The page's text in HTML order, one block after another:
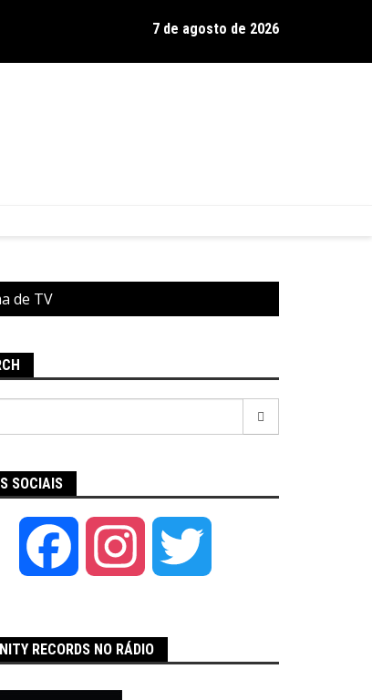
celebra 30 anos de estrada com show no Gravador
7 de agosto de 2026
de TV
SOCIAIS
Facebook Instagram
RECORDS NO RÁDIO